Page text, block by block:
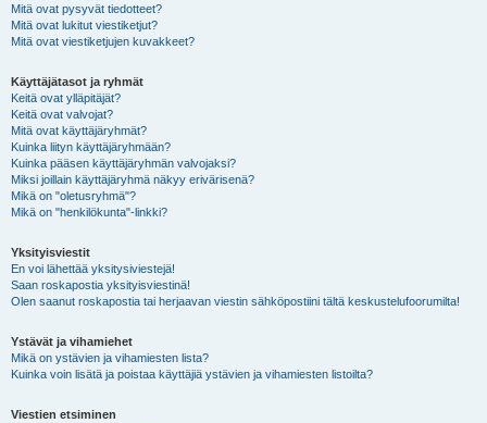
Mitä ovat pysyvät tiedotteet?
Mitä ovat lukitut viestiketjut?
Mitä ovat viestiketjujen kuvakkeet?
Käyttäjätasot ja ryhmät
Keitä ovat ylläpitäjät?
Keitä ovat valvojat?
Mitä ovat käyttäjäryhmät?
Kuinka liityn käyttäjäryhmään?
Kuinka pääsen käyttäjäryhmän valvojaksi?
Miksi joillain käyttäjäryhmä näkyy erivärisenä?
Mikä on "oletusryhmä"?
Mikä on "henkilökunta"-linkki?
Yksityisviestit
En voi lähettää yksitysiviestejä!
Saan roskapostia yksityisviestinä!
Olen saanut roskapostia tai herjaavan viestin sähköpostiini tältä keskustelufoorumilta!
Ystävät ja vihamiehet
Mikä on ystävien ja vihamiesten lista?
Kuinka voin lisätä ja poistaa käyttäjiä ystävien ja vihamiesten listoilta?
Viestien etsiminen